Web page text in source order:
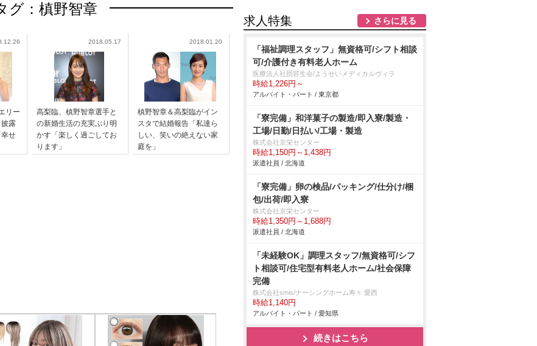
グ：槙野智章
リー
露
せ
2018.05.17
高梨臨、槙野智章選手と
の新婚生活の充実ぶり明
かす「楽しく過ごしてお
ります」
2018.01.20
槙野智章＆高梨臨がイン
スタで結婚報告「私達ら
しい、笑いの絶えない家
庭を」
求人特集 さらに見る
「福祉調理スタッフ」無資格可/シフト相談
可/介護付き有料老人ホーム
医療法人社団容生会/ようせいメディカルヴィラ
時給1,226円～
アルバイト・パート / 東京都
「寮完備」和洋菓子の製造/即入寮/製造・
工場/日勤/日払い/工場・製造
株式会社京栄センター
時給1,150円～1,438円
派遣社員 / 北海道
「寮完備」卵の検品/パッキング/仕分け/梱
包/出荷/即入寮
株式会社京栄センター
時給1,350円～1,688円
派遣社員 / 北海道
「未経験OK」調理スタッフ/無資格可/シフ
ト相談可/住宅型有料老人ホーム/社会保障
完備
株式会社smis/ナーシングホーム寿々 愛西
時給1,140円
アルバイト・パート / 愛知県
続きはこちら